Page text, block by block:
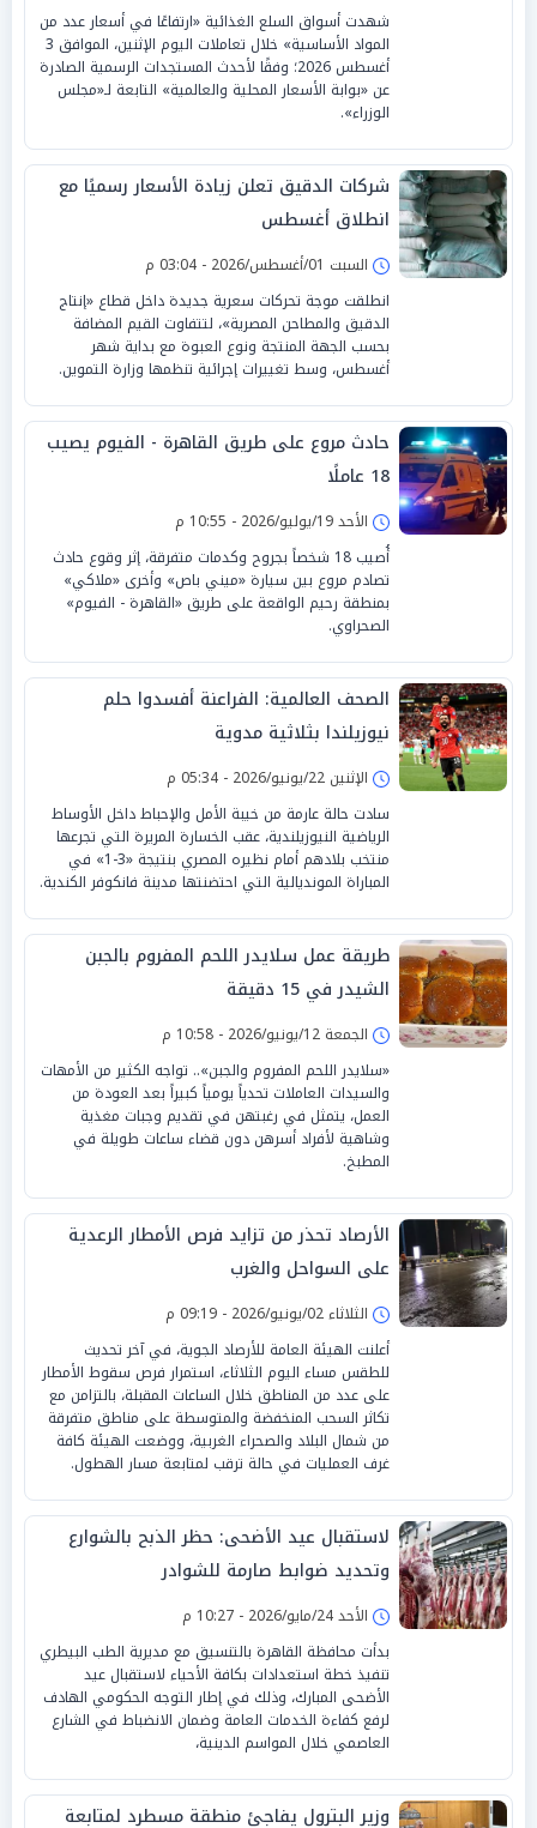
شهدت أسواق السلع الغذائية «ارتفاعًا في أسعار عدد من
المواد الأساسية» خلال تعاملات اليوم الإثنين، الموافق 3
أغسطس 2026؛ وفقًا لأحدث المستجدات الرسمية الصادرة
عن «بوابة الأسعار المحلية والعالمية» التابعة لـ«مجلس
الوزراء».
شركات الدقيق تعلن زيادة الأسعار رسميًا مع
انطلاق أغسطس
السبت 01/أغسطس/2026 - 03:04 م
انطلقت موجة تحركات سعرية جديدة داخل قطاع «إنتاج
الدقيق والمطاحن المصرية»، لتتفاوت القيم المضافة
بحسب الجهة المنتجة ونوع العبوة مع بداية شهر
أغسطس، وسط تغييرات إجرائية تنظمها وزارة التموين.
حادث مروع على طريق القاهرة - الفيوم يصيب
18 عاملًا
الأحد 19/يوليو/2026 - 10:55 م
أُصيب 18 شخصاً بجروح وكدمات متفرقة، إثر وقوع حادث
تصادم مروع بين سيارة «ميني باص» وأخرى «ملاكي»
بمنطقة رحيم الواقعة على طريق «القاهرة - الفيوم»
الصحراوي.
الصحف العالمية: الفراعنة أفسدوا حلم
نيوزيلندا بثلاثية مدوية
الإثنين 22/يونيو/2026 - 05:34 م
سادت حالة عارمة من خيبة الأمل والإحباط داخل الأوساط
الرياضية النيوزيلندية، عقب الخسارة المريرة التي تجرعها
منتخب بلادهم أمام نظيره المصري بنتيجة «3-1» في
المباراة المونديالية التي احتضنتها مدينة فانكوفر الكندية.
طريقة عمل سلايدر اللحم المفروم بالجبن
الشيدر في 15 دقيقة
الجمعة 12/يونيو/2026 - 10:58 م
«سلايدر اللحم المفروم والجبن».. تواجه الكثير من الأمهات
والسيدات العاملات تحدياً يومياً كبيراً بعد العودة من
العمل، يتمثل في رغبتهن في تقديم وجبات مغذية
وشاهية لأفراد أسرهن دون قضاء ساعات طويلة في
المطبخ.
الأرصاد تحذر من تزايد فرص الأمطار الرعدية
على السواحل والغرب
الثلاثاء 02/يونيو/2026 - 09:19 م
أعلنت الهيئة العامة للأرصاد الجوية، في آخر تحديث
للطقس مساء اليوم الثلاثاء، استمرار فرص سقوط الأمطار
على عدد من المناطق خلال الساعات المقبلة، بالتزامن مع
تكاثر السحب المنخفضة والمتوسطة على مناطق متفرقة
من شمال البلاد والصحراء الغربية، ووضعت الهيئة كافة
غرف العمليات في حالة ترقب لمتابعة مسار الهطول.
لاستقبال عيد الأضحى: حظر الذبح بالشوارع
وتحديد ضوابط صارمة للشوادر
الأحد 24/مايو/2026 - 10:27 م
بدأت محافظة القاهرة بالتنسيق مع مديرية الطب البيطري
تنفيذ خطة استعدادات بكافة الأحياء لاستقبال عيد
الأضحى المبارك، وذلك في إطار التوجه الحكومي الهادف
لرفع كفاءة الخدمات العامة وضمان الانضباط في الشارع
العاصمي خلال المواسم الدينية،
وزير البترول يفاجئ منطقة مسطرد لمتابعة